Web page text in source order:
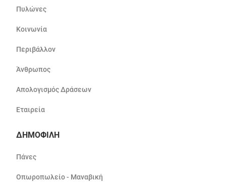
Πυλώνες
Κοινωνία
Περιβάλλον
Άνθρωπος
Απολογισμός Δράσεων
Εταιρεία
ΔΗΜΟΦΙΛΗ
Πάνες
Οπωροπωλείο - Μαναβική